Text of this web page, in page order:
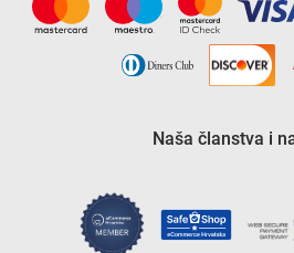
Naša članstva i